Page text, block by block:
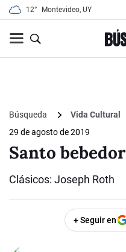
12° Montevideo, UY
Búsqueda
Vida Cultural
29 de agosto de 2019
Santo bebedor
Clásicos: Joseph Roth
+ Seguir en